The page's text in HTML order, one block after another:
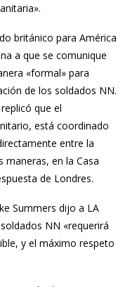
británico para América
a que se comunique
«formal» para
de los soldados NN.
que el
está coordinado
entre la
maneras, en la Casa
de Londres.
Summers dijo a LA
NN «requerirá
y el máximo respeto